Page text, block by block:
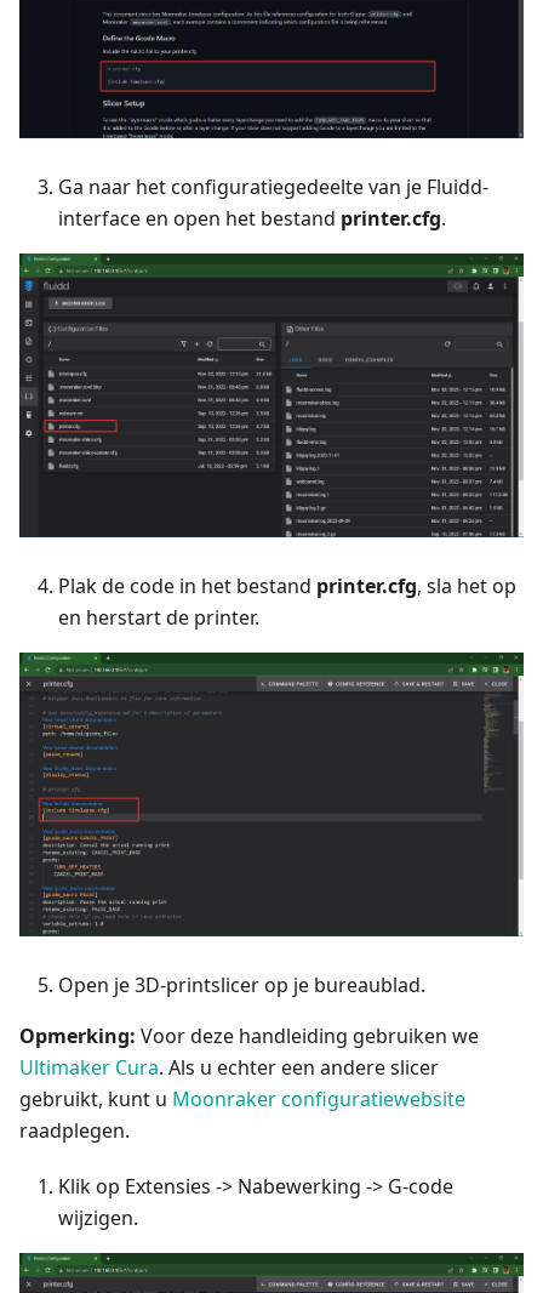
Ga naar het configuratiegedeelte van je Fluidd-
interface en open het bestand printer.cfg.
Plak de code in het bestand printer.cfg, sla het op
en herstart de printer.
Open je 3D-printslicer op je bureaublad.
Opmerking: Voor deze handleiding gebruiken we
Ultimaker Cura. Als u echter een andere slicer
gebruikt, kunt u Moonraker configuratiewebsite
raadplegen.
Klik op Extensies -> Nabewerking -> G-code
wijzigen.